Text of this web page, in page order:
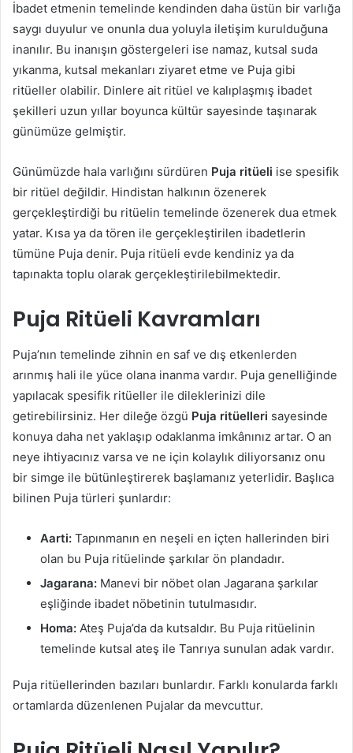
İbadet etmenin temelinde kendinden daha üstün bir varlığa
saygı duyulur ve onunla dua yoluyla iletişim kurulduğuna
inanılır. Bu inanışın göstergeleri ise namaz, kutsal suda
yıkanma, kutsal mekanları ziyaret etme ve Puja gibi
ritüeller olabilir. Dinlere ait ritüel ve kalıplaşmış ibadet
şekilleri uzun yıllar boyunca kültür sayesinde taşınarak
günümüze gelmiştir.
Günümüzde hala varlığını sürdüren Puja ritüeli ise spesifik
bir ritüel değildir. Hindistan halkının özenerek
gerçekleştirdiği bu ritüelin temelinde özenerek dua etmek
yatar. Kısa ya da tören ile gerçekleştirilen ibadetlerin
tümüne Puja denir. Puja ritüeli evde kendiniz ya da
tapınakta toplu olarak gerçekleştirilebilmektedir.
Puja Ritüeli Kavramları
Puja’nın temelinde zihnin en saf ve dış etkenlerden
arınmış hali ile yüce olana inanma vardır. Puja genelliğinde
yapılacak spesifik ritüeller ile dileklerinizi dile
getirebilirsiniz. Her dileğe özgü Puja ritüelleri sayesinde
konuya daha net yaklaşıp odaklanma imkânınız artar. O an
neye ihtiyacınız varsa ve ne için kolaylık diliyorsanız onu
bir simge ile bütünleştirerek başlamanız yeterlidir. Başlıca
bilinen Puja türleri şunlardır:
Aarti: Tapınmanın en neşeli en içten hallerinden biri
olan bu Puja ritüelinde şarkılar ön plandadır.
Jagarana: Manevi bir nöbet olan Jagarana şarkılar
eşliğinde ibadet nöbetinin tutulmasıdır.
Homa: Ateş Puja’da da kutsaldır. Bu Puja ritüelinin
temelinde kutsal ateş ile Tanrıya sunulan adak vardır.
Puja ritüellerinden bazıları bunlardır. Farklı konularda farklı
ortamlarda düzenlenen Pujalar da mevcuttur.